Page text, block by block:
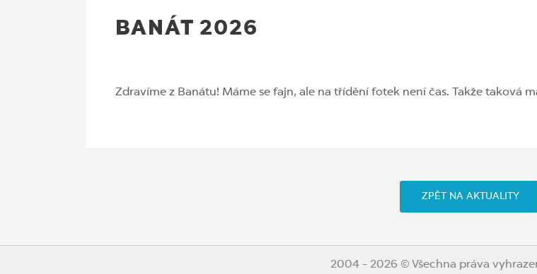
BANÁT 2026
Zdravíme z Banátu! Máme se fajn, ale na třídění fotek není čas. Takže taková
ZPĚT NA AKTUALITY
2004 - 2026 © Všechna práva